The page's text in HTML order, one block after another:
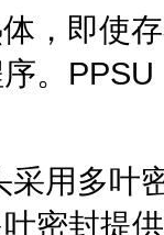
，即使
。
采用多叶
密封提